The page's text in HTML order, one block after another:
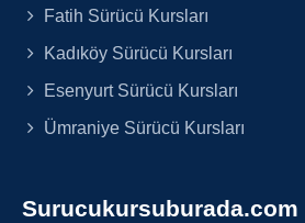
Fatih Sürücü Kursları
Kadıköy Sürücü Kursları
Esenyurt Sürücü Kursları
Ümraniye Sürücü Kursları
Surucukursuburada.com